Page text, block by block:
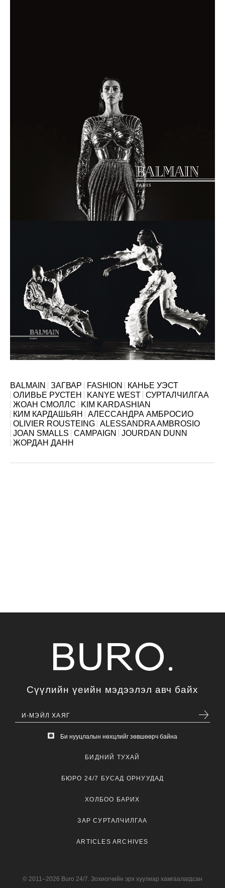
BALMAIN ЗАГВАР FASHION
КАНЬЕ УЭСТ
ОЛИВЬЕ РУСТЕН
KANYE WEST СУРТАЛЧИЛГАА
ЖОАН СМОЛЛС
KIM KARDASHIAN
КИМ КАРДАШЬЯН
АЛЕССАНДРА АМБРОСИО
OLIVIER ROUSTEING ALESSANDRA AMBROSIO
JOAN SMALLS
CAMPAIGN
JOURDAN DUNN
ЖОРДАН ДАНН
Сүүлийн үеийн мэдээлэл авч байх
Би нууцлалын нөхцлийг зөвшөөрч байна
БИДНИЙ ТУХАЙ
БЮРО 24/7 БУСАД ОРНУУДАД
ХОЛБОО БАРИХ
ЗАР СУРТАЛЧИЛГАА
ARTICLES ARCHIVES
© 2011–2026 Buro 24/7. Зохиогчийн эрх хуулиар хамгаалагдсан